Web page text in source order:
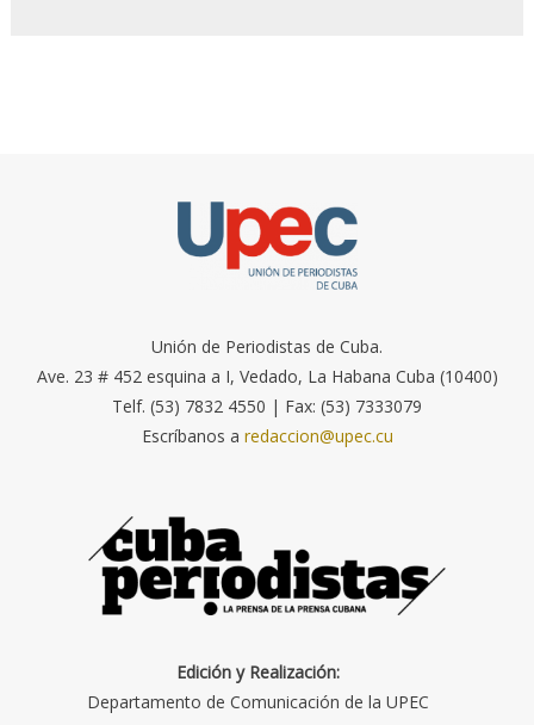
Unión de Periodistas de Cuba.
Ave. 23 # 452 esquina a I, Vedado, La Habana Cuba (10400)
Telf. (53) 7832 4550 | Fax: (53) 7333079
Escríbanos a redaccion@upec.cu
Edición y Realización:
Departamento de Comunicación de la UPEC